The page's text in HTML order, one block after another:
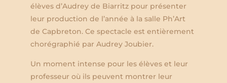
élèves d’Audrey de Biarritz pour présenter
leur production de l’année à la salle Ph’Art
de Capbreton. Ce spectacle est entièrement
chorégraphié par Audrey Joubier.
Un moment intense pour les élèves et leur
professeur où ils peuvent montrer leur